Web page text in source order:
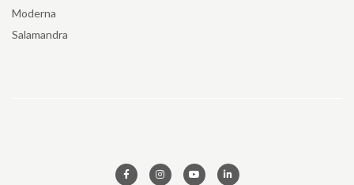
Moderna
Salamandra